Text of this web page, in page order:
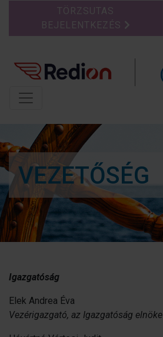
TÖRZSUTAS
BEJELENTKEZÉS
VEZETŐSÉG
Igazgatóság
Elek Andrea Éva
Vezérigazgató, az Igazgatóság elnöke